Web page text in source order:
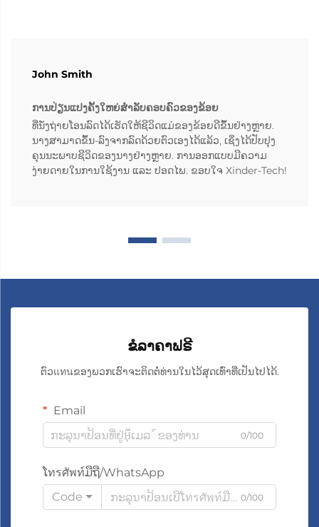
John Smith
ການປ່ຽນແປງຄັ້ງໃຫຍ່ສຳລັບຄອບຄົວຂອງຂ້ອຍ
ທີ່ນັ່ງຖ່າຍໂອນລົດໄດ້ເຮັດໃຫ້ຊີວິດແມ່ຂອງຂ້ອຍດີຂຶ້ນຢ່າງຫຼາຍ.
ນາງສາມາດຂຶ້ນ-ລົງຈາກລົດດ້ວຍຕົວເອງໄດ້ແລ້ວ, ເຊິ່ງໄດ້ປັບປຸງ
ຄຸນນະພາບຊີວິດຂອງນາງຢ່າງຫຼາຍ. ການອອກແບບມີຄວາມ
ງ່າຍດາຍໃນການໃຊ້ງານ ແລະ ປອດໄພ. ຂອບໃຈ Xinder-Tech!
ຂໍລາຄາຟຣີ
ຕົວแทนຂອງພວກເຮົາຈະຕິດຕໍ່ທ່ານໃນໄວ້ສຸດເທົ່າທີ່ເປັນໄປໄດ້.
Email
0/100
ໂทรศัพท์ມືຖື/WhatsApp
Code
0/100